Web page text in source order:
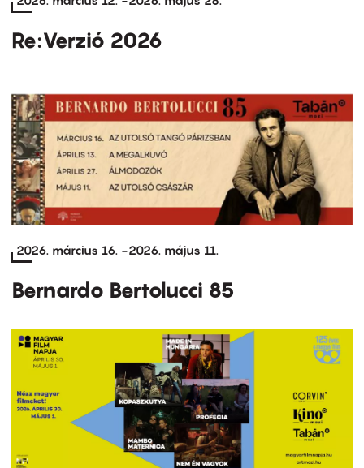
Re:Verzió 2026
2026. március 16. -2026. május 11.
Bernardo Bertolucci 85